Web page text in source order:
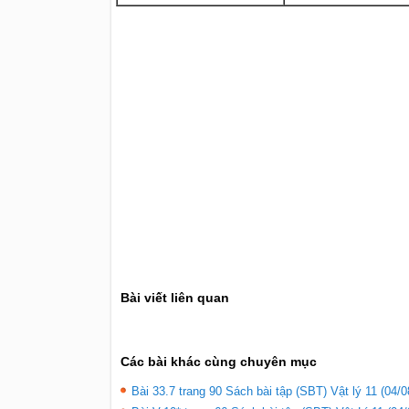
Bài viết liên quan
Các bài khác cùng chuyên mục
Bài 33.7 trang 90 Sách bài tập (SBT) Vật lý 11 (04/